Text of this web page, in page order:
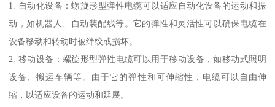
1. 自动化设备：螺旋形型弹性电缆可以适应自动化设备的运动和振
动，如机器人、自动装配线等。它的弹性和灵活性可以确保电缆在
设备移动和转动时被绊绞或损坏。
2. 移动设备：螺旋形型弹性电缆可以用于移动设备，如移动式照明
设备、搬运车辆等。由于它的弹性和可伸缩性，电缆可以自由伸
缩，以适应设备的运动和延展。